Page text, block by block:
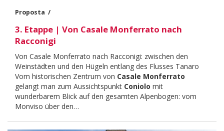
Proposta
3. Etappe | Von Casale Monferrato nach
Racconigi
Body
Von Casale Monferrato nach Racconigi: zwischen den
Weinstädten und den Hügeln entlang des Flusses Tanaro
Vom historischen Zentrum von Casale Monferrato
gelangt man zum Aussichtspunkt Coniolo mit
wunderbarem Blick auf den gesamten Alpenbogen: vom
Monviso über den…